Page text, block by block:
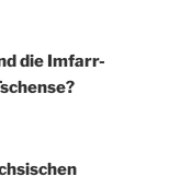
die Imfarr-